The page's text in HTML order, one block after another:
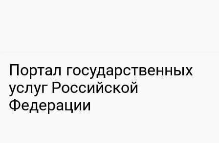
Портал государственных
услуг Российской
Федерации